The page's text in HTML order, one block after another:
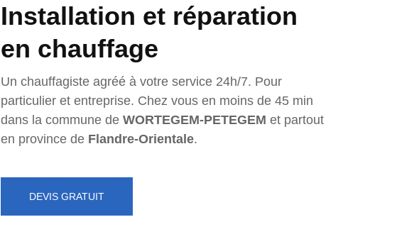
Installation et réparation
en chauffage
Un chauffagiste agréé à votre service 24h/7. Pour
particulier et entreprise. Chez vous en moins de 45 min
dans la commune de WORTEGEM-PETEGEM et partout
en province de Flandre-Orientale.
DEVIS GRATUIT